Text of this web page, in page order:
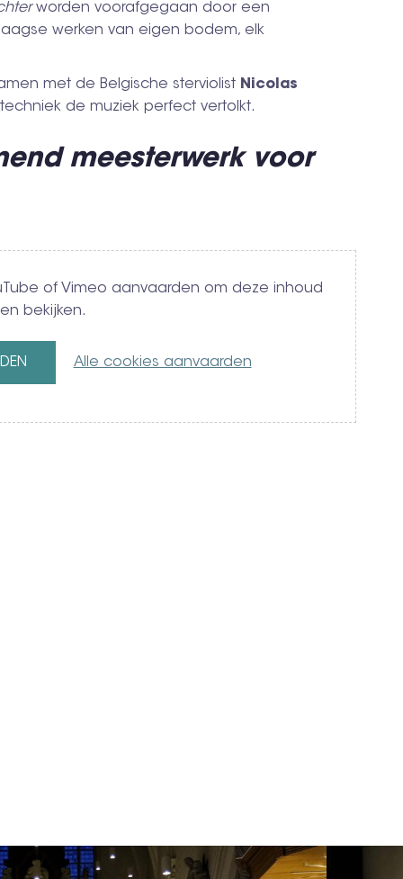
worden voorafgegaan door een
werken van eigen bodem, elk
met de Belgische sterviolist Nicolas
de muziek perfect vertolkt.
meesterwerk voor
of Vimeo aanvaarden om deze inhoud
bekijken.
Alle cookies aanvaarden